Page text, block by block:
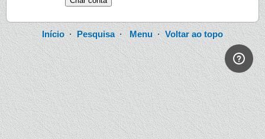
Início·Pesquisa· Menu· Voltar ao topo